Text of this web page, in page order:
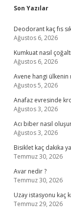
Sidebar
Son Yazılar
Deodorant kaç fıs
Ağustos 6, 2026
Kumkuat nasıl
Ağustos 6, 2026
Avene hangi ülkenin
Ağustos 5, 2026
Anafaz evresinde
Ağustos 3, 2026
Acı biber nasıl
Ağustos 3, 2026
Bisiklet kaç dakika
Temmuz 30, 2026
Avar nedir ?
Temmuz 30, 2026
Uzay istasyonu kaç
Temmuz 29, 2026